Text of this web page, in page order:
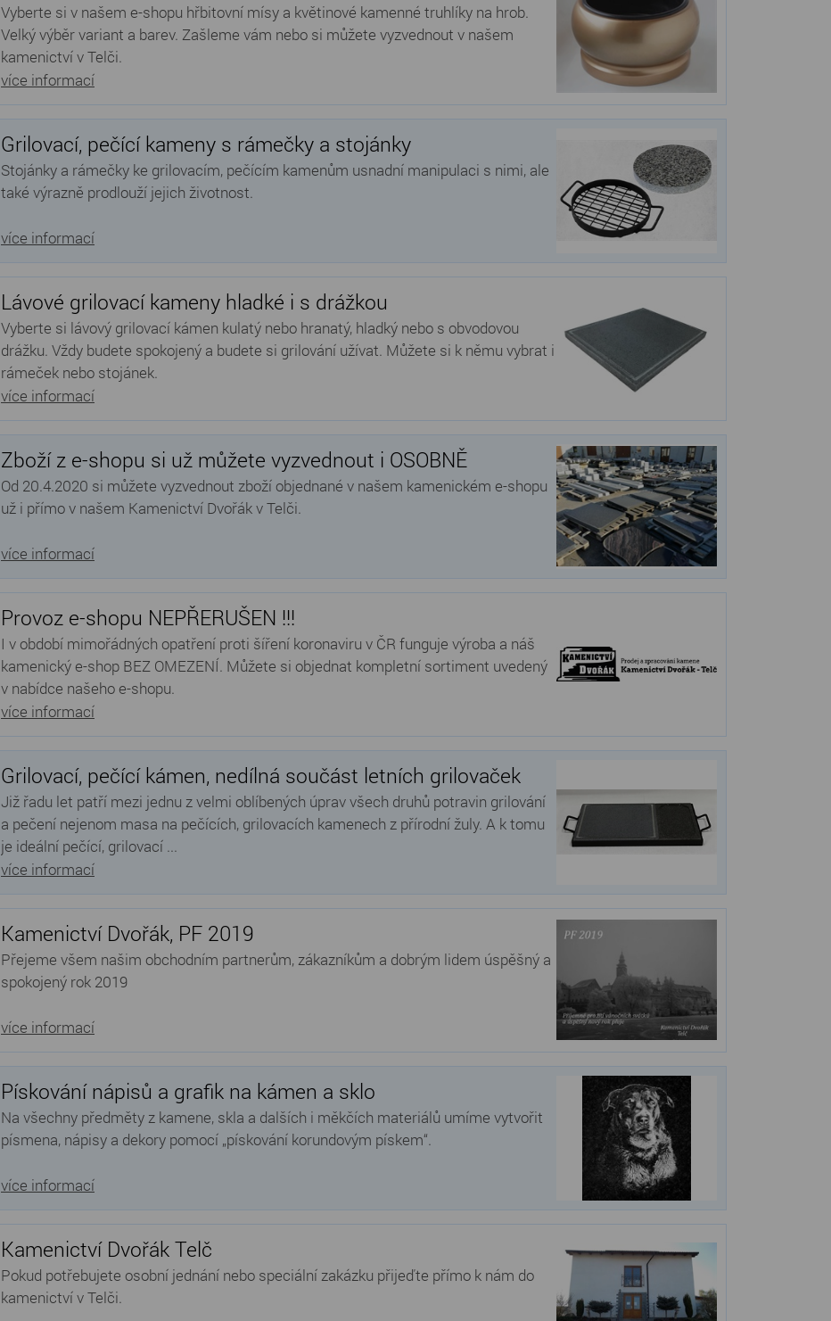
Vyberte si v našem e-shopu hřbitovní mísy a květinové kamenné truhlíky na hrob.
Velký výběr variant a barev. Zašleme vám nebo si můžete vyzvednout v našem
kamenictví v Telči.
více informací
Grilovací, pečící kameny s rámečky a stojánky
Stojánky a rámečky ke grilovacím, pečícím kamenům usnadní manipulaci s nimi, ale
také výrazně prodlouží jejich životnost.
více informací
Lávové grilovací kameny hladké i s drážkou
Vyberte si lávový grilovací kámen kulatý nebo hranatý, hladký nebo s obvodovou
drážku. Vždy budete spokojený a budete si grilování užívat. Můžete si k němu vybrat i
rámeček nebo stojánek.
více informací
Zboží z e-shopu si už můžete vyzvednout i OSOBNĚ
Od 20.4.2020 si můžete vyzvednout zboží objednané v našem kamenickém e-shopu
už i přímo v našem Kamenictví Dvořák v Telči.
více informací
Provoz e-shopu NEPŘERUŠEN !!!
I v období mimořádných opatření proti šíření koronaviru v ČR funguje výroba a náš
kamenický e-shop BEZ OMEZENÍ. Můžete si objednat kompletní sortiment uvedený
v nabídce našeho e-shopu.
více informací
Grilovací, pečící kámen, nedílná součást letních grilovaček
Již řadu let patří mezi jednu z velmi oblíbených úprav všech druhů potravin grilování
a pečení nejenom masa na pečících, grilovacích kamenech z přírodní žuly. A k tomu
je ideální pečící, grilovací ...
více informací
Kamenictví Dvořák, PF 2019
Přejeme všem našim obchodním partnerům, zákazníkům a dobrým lidem úspěšný a
spokojený rok 2019
více informací
Pískování nápisů a grafik na kámen a sklo
Na všechny předměty z kamene, skla a dalších i měkčích materiálů umíme vytvořit
písmena, nápisy a dekory pomocí „pískování korundovým pískem“.
více informací
Kamenictví Dvořák Telč
Pokud potřebujete osobní jednání nebo speciální zakázku přijeďte přímo k nám do
kamenictví v Telči.